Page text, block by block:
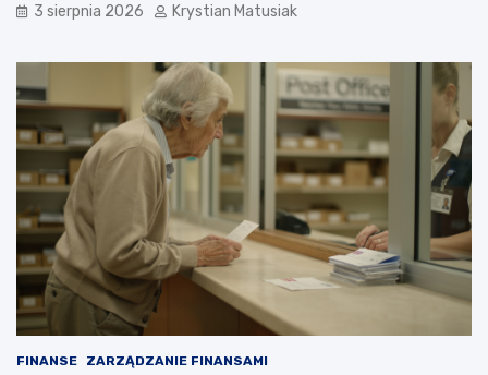
3 sierpnia 2026 Krystian Matusiak
FINANSE ZARZĄDZANIE FINANSAMI